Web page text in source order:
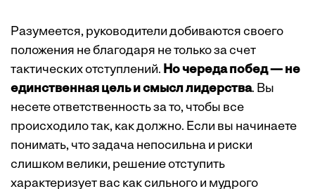
Разумеется, руководители добиваются своего
положения не благодаря не только за счет
тактических отступлений. Но череда побед — не
единственная цель и смысл лидерства. Вы
несете ответственность за то, чтобы все
происходило так, как должно. Если вы начинаете
понимать, что задача непосильна и риски
слишком велики, решение отступить
характеризует вас как сильного и мудрого